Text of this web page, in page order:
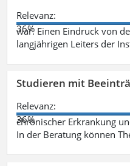
Relevanz:
36%
war. Einen Eindruck von
langjährigen Leiters der
Studieren mit
Relevanz:
36%
chronischer Erkrankung
In der Beratung können